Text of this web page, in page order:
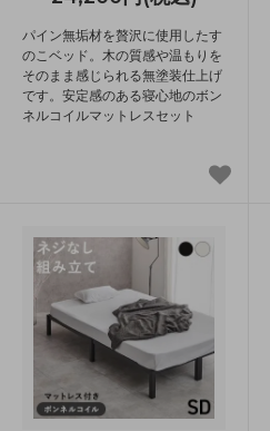
パイン無垢材を贅沢に使用したす
のこベッド。木の質感や温もりを
そのまま感じられる無塗装仕上げ
です。安定感のある寝心地のボン
ネルコイルマットレスセット